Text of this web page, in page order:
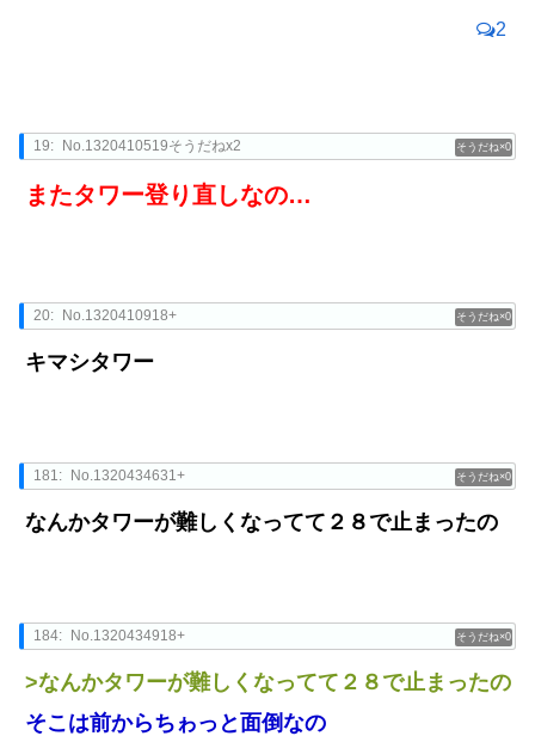
2
0
19: No.1320410519そうだねx2
またタワー登り直しなの…
0
20: No.1320410918+
キマシタワー
0
181: No.1320434631+
なんかタワーが難しくなってて２８で止まったの
0
184: No.1320434918+
>なんかタワーが難しくなってて２８で止まったの
そこは前からちゎっと面倒なの